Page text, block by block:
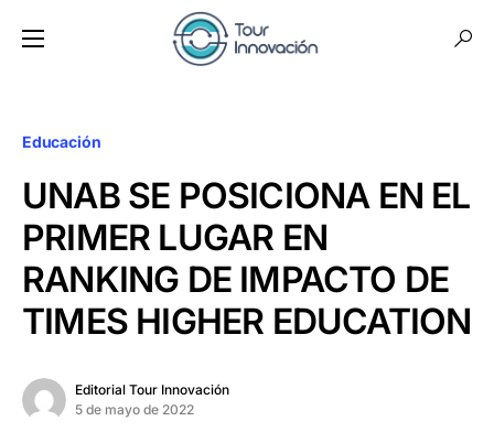
Educación
UNAB SE POSICIONA EN EL
PRIMER LUGAR EN
RANKING DE IMPACTO DE
TIMES HIGHER EDUCATION
Editorial Tour Innovación
5 de mayo de 2022